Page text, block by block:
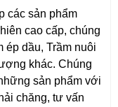
các sản phẩm
cao cấp, chúng
ép dầu, Trầm nuôi
khác. Chúng
sản phẩm với
chăng, tư vấn